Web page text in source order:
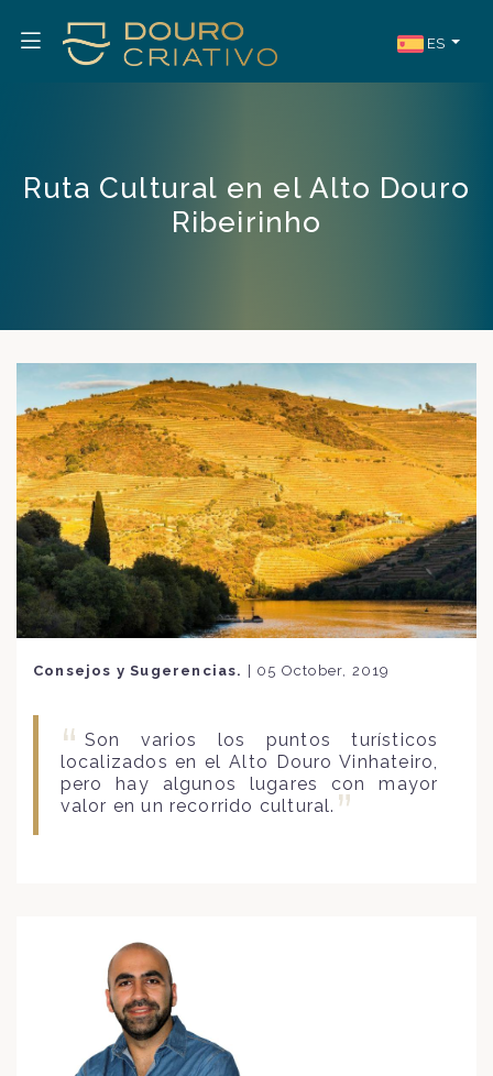
ES
Ruta Cultural en el Alto Douro
Ribeirinho
Consejos y Sugerencias. | 05 October, 2019
Son varios los puntos turísticos
localizados en el Alto Douro Vinhateiro,
pero hay algunos lugares con mayor
valor en un recorrido cultural.